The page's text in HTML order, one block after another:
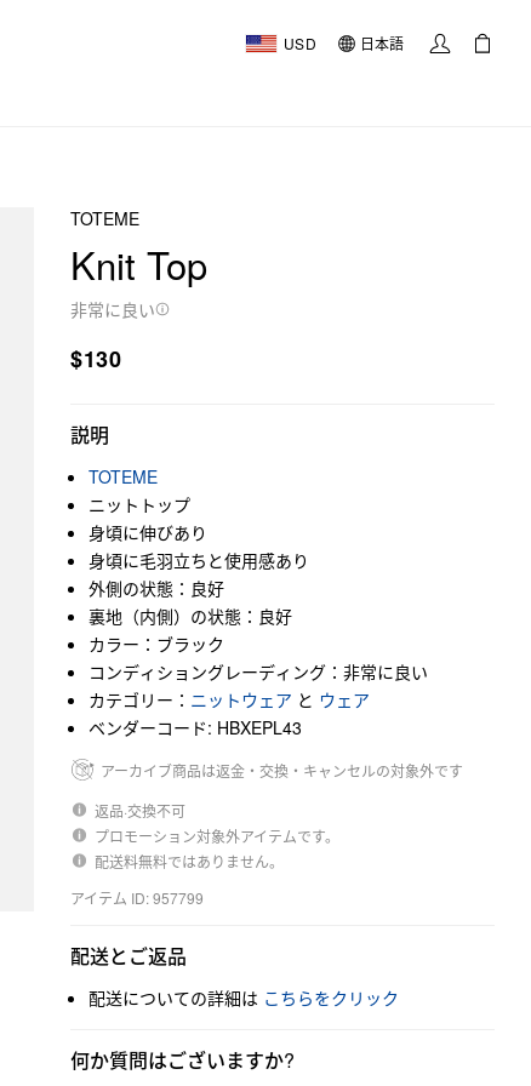
USD 日本語
TOTEME
Knit Top
非常に良い
$130
説明
TOTEME
ニットトップ
身頃に伸びあり
身頃に毛羽立ちと使用感あり
外側の状態：良好
裏地（内側）の状態：良好
カラー：ブラック
コンディショングレーディング：非常に良い
カテゴリー： ニットウェア と ウェア
ベンダーコード: HBXEPL43
アーカイブ商品は返金・交換・キャンセルの対象外です
返品·交換不可
プロモーション対象外アイテムです。
配送料無料ではありません。
アイテム ID: 957799
配送とご返品
配送についての詳細は こちらをクリック
何か質問はございますか?